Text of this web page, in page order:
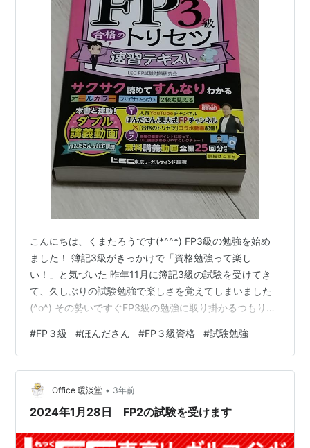
こんにちは、くまたろうです(*^^*) FP3級の勉強を始め
ました！ 簿記3級がきっかけで「資格勉強って楽し
い！」と気づいた 昨年11月に簿記3級の試験を受けてき
て、久しぶりの試験勉強で楽しさを覚えてしまいました
(^o^) その勢いですぐFP3級の勉強に取り掛かるつもりだ
気持ちが切り替えられたところです。 「ほんださん」の
YouTubeチャンネルが神レベルにわかりやすい！ 評判に
聞いていたYouTubeの「ほんださん」チャンネルを見て
みることに。 一度見たら、なぜこんなに評判がいいのか
すぐ納得できました！ うまく説明できないのですが、と
#FP３級 #ほんださん #FP３級資格 #試験勉強
Office 暖淡堂 • 3年前
2024年1月28日 FP2の試験を受けます